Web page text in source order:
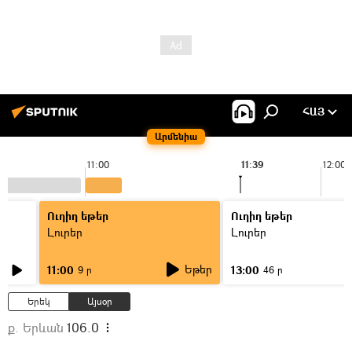
Արմենիա
ՀԱՅ
11:00 12:00
11:39
Ուղիղ եթեր
Լուրեր
11:00 9 ր Եթեր
Ուղիղ եթեր
Լուրեր
13:00 46 ր
Երեկ Այսօր
ք. Երևան 106.0